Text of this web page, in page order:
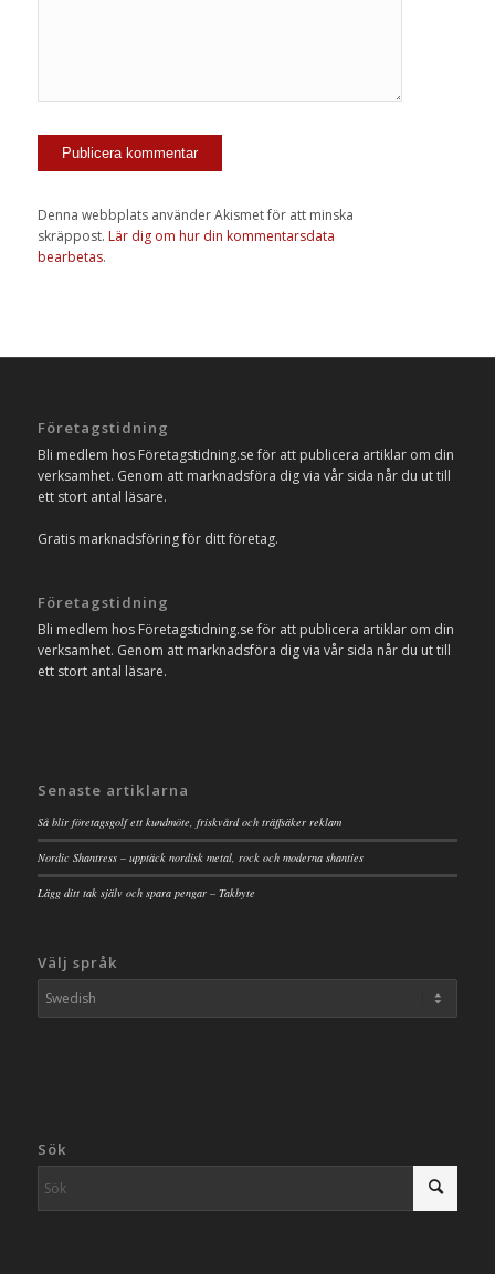
Denna webbplats använder Akismet för att minska
skräppost. Lär dig om hur din kommentarsdata
bearbetas.
Företagstidning
Bli medlem hos Företagstidning.se för att publicera artiklar om din
verksamhet. Genom att marknadsföra dig via vår sida når du ut till
ett stort antal läsare.
Gratis marknadsföring för ditt företag.
Företagstidning
Bli medlem hos Företagstidning.se för att publicera artiklar om din
verksamhet. Genom att marknadsföra dig via vår sida når du ut till
ett stort antal läsare.
Senaste artiklarna
Så blir företagsgolf ett kundmöte, friskvård och träffsäker reklam
Nordic Shantress – upptäck nordisk metal, rock och moderna shanties
Lägg ditt tak själv och spara pengar – Takbyte
Välj språk
Sök